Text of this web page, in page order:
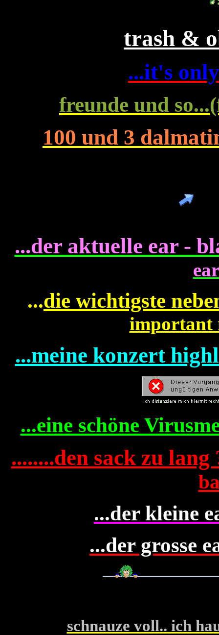
trash &
...it's
freunde und
100 und 3
...der aktuelle ear -
...die wichtigste
important
...meine konzert
...eine schöne
........den sack zu lang
...der kleine
...der grosse
schnauze voll.. ich